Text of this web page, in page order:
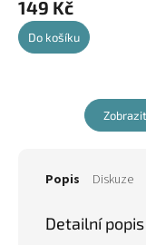
149 Kč
Do košíku
Popis Diskuze
Detailní